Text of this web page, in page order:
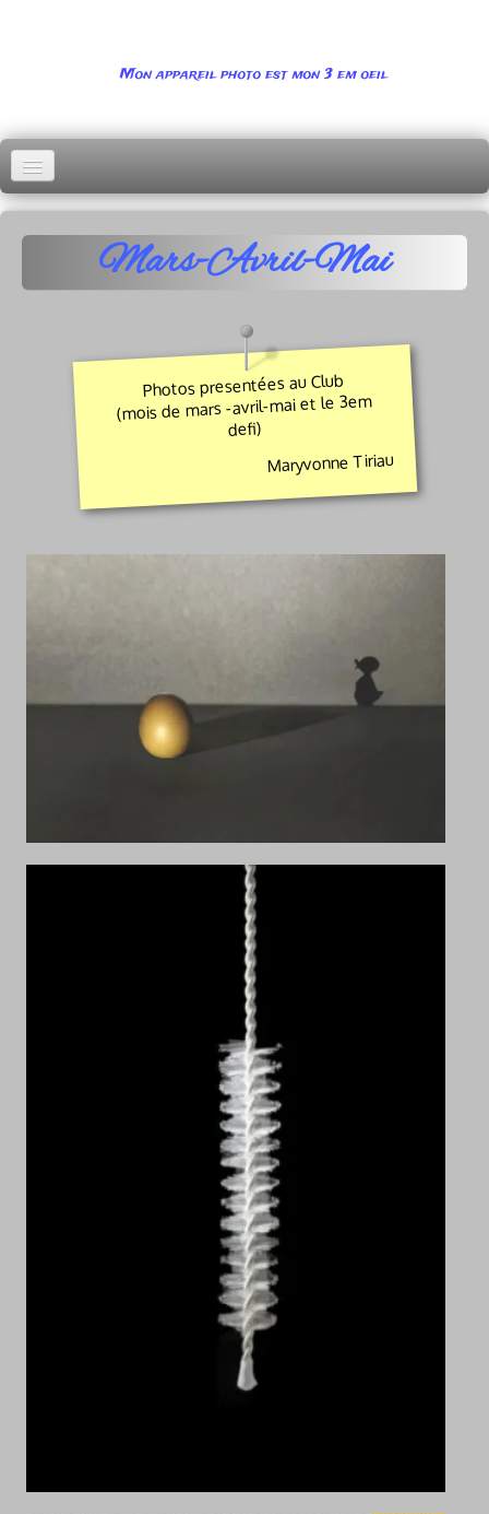
Mon appareil photo est mon 3 em oeil
Abonnement
Accueil
Menu 1▼
Menu 3
Menu 4
Un petit mot....
Mars-Avril-Mai
Photos presentées au Club
(mois de mars -avril-mai et le 3em
defi)
Maryvonne Tiriau